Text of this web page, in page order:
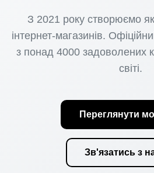
З 2021 року створюємо
інтернет-магазинів.
з понад 4000 задоволених
світі.
Переглянути
Зв'язатись з